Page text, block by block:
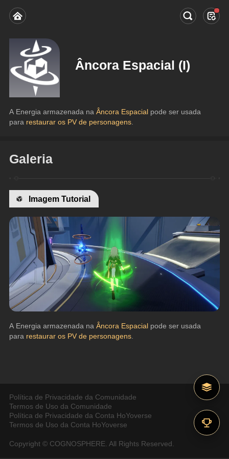
Âncora Espacial (I)
A Energia armazenada na Âncora Espacial pode ser usada
para restaurar os PV de personagens
Galeria
Imagem Tutorial
A Energia armazenada na Âncora Espacial pode ser usada
para restaurar os PV de personagens.
Política de Privacidade da Comunidade
Termos de Uso da Comunidade
Política de Privacidade da Conta HoYoverse
Termos de Uso da Conta HoYoverse
Copyright © COGNOSPHERE. All Rights Reserved.